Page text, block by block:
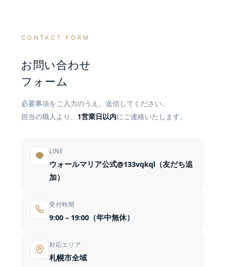
CONTACT FORM
お問い合わせ
フォーム
必要事項をご入力のうえ、送信してください。
担当の職人より、 1営業日以内にご連絡いたします。
LINE
ウォールマリア公式@133vqkql（友だち追
加）
受付時間
9:00 – 19:00（年中無休）
対応エリア
札幌市全域